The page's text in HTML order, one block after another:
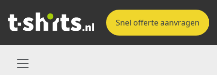
Snel offerte aanvragen